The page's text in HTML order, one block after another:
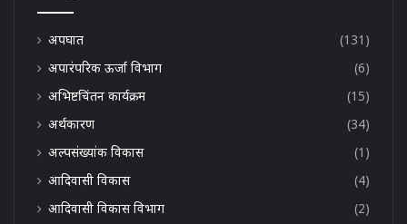
अपघात
(131)
अपारंपरिक ऊर्जा विभाग
(6)
अभिष्टचिंतन कार्यक्रम
(15)
अर्थकारण
(34)
अल्पसंख्यांक विकास
(1)
आदिवासी विकास
(4)
आदिवासी विकास विभाग
(2)